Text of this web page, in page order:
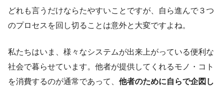
どれも言うだけならたやすいことですが、自ら進んで３つ
のプロセスを回し切ることは意外と大変ですよね。
私たちはいま、様々なシステムが出来上がっている便利な
社会で暮らせています。他者が提供してくれるモノ・コト
を消費するのが通常であって、 他者のために自らで企図し